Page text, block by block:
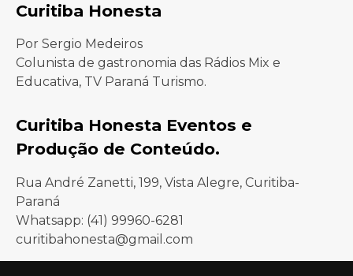
Curitiba Honesta
Por Sergio Medeiros
Colunista de gastronomia das Rádios Mix e
Educativa, TV Paraná Turismo.
Curitiba Honesta Eventos e
Produção de Conteúdo.
Rua André Zanetti, 199, Vista Alegre, Curitiba-
Paraná
Whatsapp: (41) 99960-6281
curitibahonesta@gmail.com